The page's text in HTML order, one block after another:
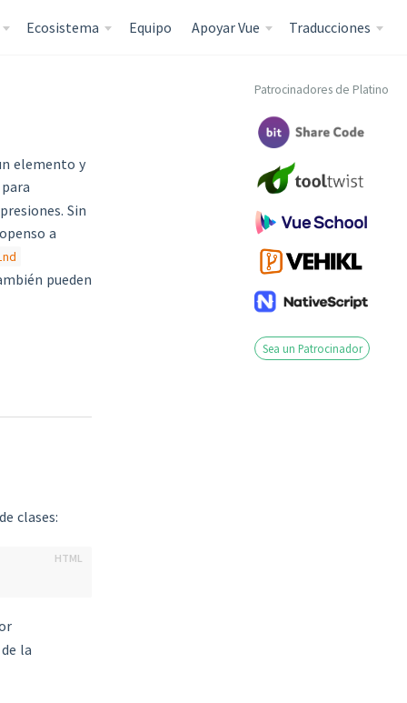
Ecosistema Equipo Apoyar Vue Traducciones
Patrocinadores de Platino
Sea un Patrocinador
elemento y
para
Sin
a
pueden
clases:
la